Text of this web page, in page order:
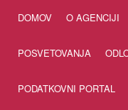
DOMOV O AGENCIJI
POSVETOVANJA
PODATKOVNI PORTAL